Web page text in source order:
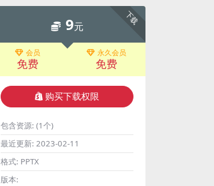
下载
9元
会员
免费
永久会员
免费
购买下载权限
包含资源: (1个)
最近更新: 2023-02-11
格式: PPTX
版本: